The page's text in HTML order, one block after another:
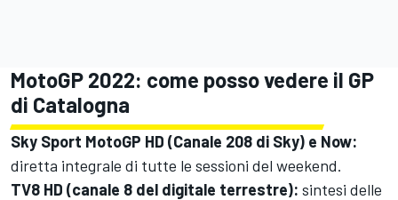
MotoGP 2022: come posso vedere il GP
di Catalogna
Sky Sport MotoGP HD (Canale 208 di Sky) e Now:
diretta integrale di tutte le sessioni del weekend.
TV8 HD (canale 8 del digitale terrestre): sintesi delle